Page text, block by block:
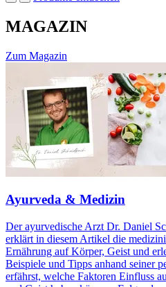
MAGAZIN
Zum Magazin
Ayurveda & Medizin
Der ayurvedische Arzt Dr. Daniel
erklärt in diesem Artikel die
Ernährung auf Körper, Geist und
Beispiele und Tipps anhand seiner
erfährst, welche Faktoren Einfluss